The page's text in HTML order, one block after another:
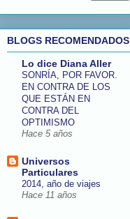
BLOGS RECOMENDADOS
Lo dice Diana Aller
SONRÍA, POR FAVOR.
EN CONTRA DE LOS
QUE ESTÁN EN
CONTRA DEL
OPTIMISMO
Hace 5 años
Universos
Particulares
2014, año de viajes
Hace 11 años